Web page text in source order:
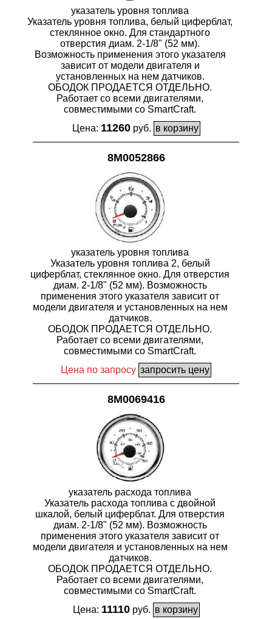
указатель уровня топлива
Указатель уровня топлива, белый циферблат,
стеклянное окно. Для стандартного
отверстия диам. 2-1/8" (52 мм).
Возможность применения этого указателя
зависит от модели двигателя и
установленных на нем датчиков.
ОБОДОК ПРОДАЕТСЯ ОТДЕЛЬНО.
Работает со всеми двигателями,
совместимыми со SmartCraft.
Цена: 11260руб.
8M0052866
указатель уровня топлива
Указатель уровня топлива 2, белый
циферблат, стеклянное окно. Для отверстия
диам. 2-1/8" (52 мм). Возможность
применения этого указателя зависит от
модели двигателя и установленных на нем
датчиков.
ОБОДОК ПРОДАЕТСЯ ОТДЕЛЬНО.
Работает со всеми двигателями,
совместимыми со SmartCraft.
Цена по запросу
8M0069416
указатель расхода топлива
Указатель расхода топлива с двойной
шкалой, белый циферблат. Для отверстия
диам. 2-1/8" (52 мм). Возможность
применения этого указателя зависит от
модели двигателя и установленных на нем
датчиков.
ОБОДОК ПРОДАЕТСЯ ОТДЕЛЬНО.
Работает со всеми двигателями,
совместимыми со SmartCraft.
Цена: 11110руб.